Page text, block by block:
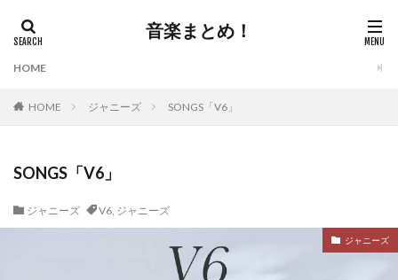
音楽まとめ！
HOME
HOME ジャニーズ SONGS「V6」
SONGS「V6」
ジャニーズ V6, ジャニーズ
ジャニーズ